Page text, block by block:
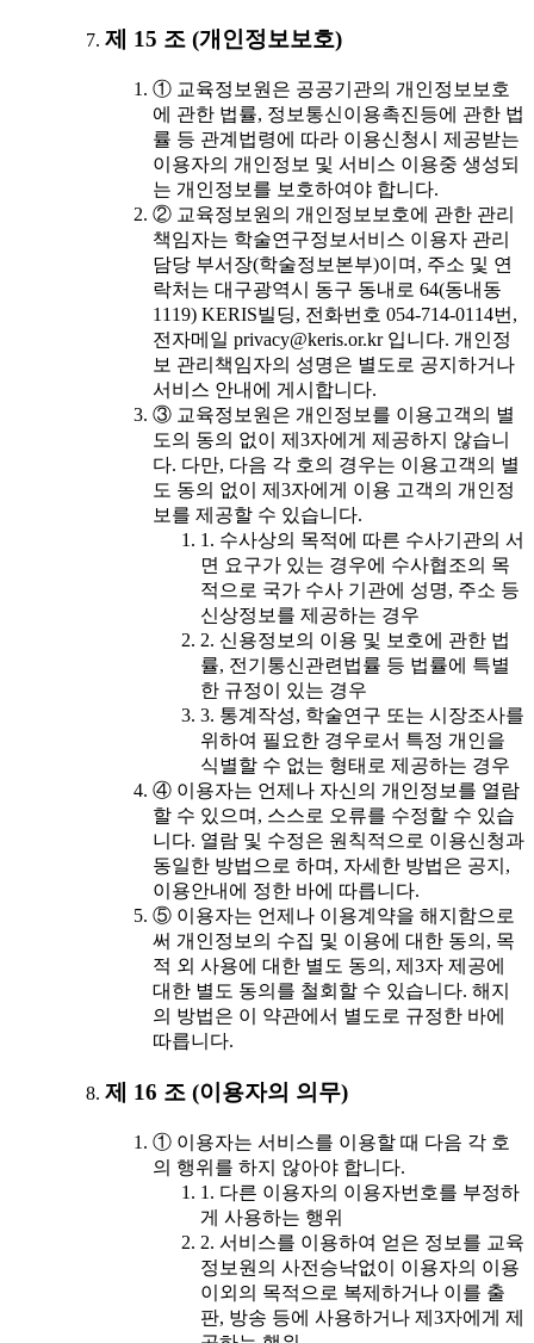
제 15 조 (개인정보보호)
① 교육정보원은 공공기관의 개인정보보호
에 관한 법률, 정보통신이용촉진등에 관한 법
률 등 관계법령에 따라 이용신청시 제공받는
이용자의 개인정보 및 서비스 이용중 생성되
는 개인정보를 보호하여야 합니다.
② 교육정보원의 개인정보보호에 관한 관리
책임자는 학술연구정보서비스 이용자 관리
담당 부서장(학술정보본부)이며, 주소 및 연
락처는 대구광역시 동구 동내로 64(동내동
1119) KERIS빌딩, 전화번호 054-714-0114번,
전자메일 privacy@keris.or.kr 입니다. 개인정
보 관리책임자의 성명은 별도로 공지하거나
서비스 안내에 게시합니다.
③ 교육정보원은 개인정보를 이용고객의 별
도의 동의 없이 제3자에게 제공하지 않습니
다. 다만, 다음 각 호의 경우는 이용고객의 별
도 동의 없이 제3자에게 이용 고객의 개인정
보를 제공할 수 있습니다.
1. 수사상의 목적에 따른 수사기관의 서
면 요구가 있는 경우에 수사협조의 목
적으로 국가 수사 기관에 성명, 주소 등
신상정보를 제공하는 경우
2. 신용정보의 이용 및 보호에 관한 법
률, 전기통신관련법률 등 법률에 특별
한 규정이 있는 경우
3. 통계작성, 학술연구 또는 시장조사를
위하여 필요한 경우로서 특정 개인을
식별할 수 없는 형태로 제공하는 경우
④ 이용자는 언제나 자신의 개인정보를 열람
할 수 있으며, 스스로 오류를 수정할 수 있습
니다. 열람 및 수정은 원칙적으로 이용신청과
동일한 방법으로 하며, 자세한 방법은 공지,
이용안내에 정한 바에 따릅니다.
⑤ 이용자는 언제나 이용계약을 해지함으로
써 개인정보의 수집 및 이용에 대한 동의, 목
적 외 사용에 대한 별도 동의, 제3자 제공에
대한 별도 동의를 철회할 수 있습니다. 해지
의 방법은 이 약관에서 별도로 규정한 바에
따릅니다.
제 16 조 (이용자의 의무)
① 이용자는 서비스를 이용할 때 다음 각 호
의 행위를 하지 않아야 합니다.
1. 다른 이용자의 이용자번호를 부정하
게 사용하는 행위
2. 서비스를 이용하여 얻은 정보를 교육
정보원의 사전승낙없이 이용자의 이용
이외의 목적으로 복제하거나 이를 출
판, 방송 등에 사용하거나 제3자에게 제